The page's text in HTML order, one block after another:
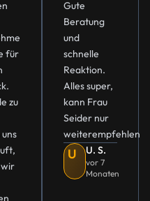
für
zu
wir
Gute
Beratung
und
schnelle
Reaktion.
Alles super,
kann Frau
Seider nur
weiterempfehlen
U U. S.
vor 7
Monaten